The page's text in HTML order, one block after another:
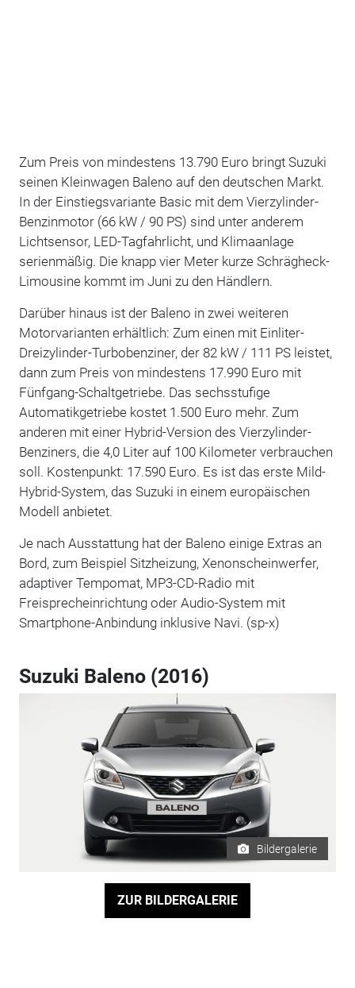
Zum Preis von mindestens 13.790 Euro bringt Suzuki
seinen Kleinwagen Baleno auf den deutschen Markt.
In der Einstiegsvariante Basic mit dem Vierzylinder-
Benzinmotor (66 kW / 90 PS) sind unter anderem
Lichtsensor, LED-Tagfahrlicht, und Klimaanlage
serienmäßig. Die knapp vier Meter kurze Schrägheck-
Limousine kommt im Juni zu den Händlern.
Darüber hinaus ist der Baleno in zwei weiteren
Motorvarianten erhältlich: Zum einen mit Einliter-
Dreizylinder-Turbobenziner, der 82 kW / 111 PS leistet,
dann zum Preis von mindestens 17.990 Euro mit
Fünfgang-Schaltgetriebe. Das sechsstufige
Automatikgetriebe kostet 1.500 Euro mehr. Zum
anderen mit einer Hybrid-Version des Vierzylinder-
Benziners, die 4,0 Liter auf 100 Kilometer verbrauchen
soll. Kostenpunkt: 17.590 Euro. Es ist das erste Mild-
Hybrid-System, das Suzuki in einem europäischen
Modell anbietet.
Je nach Ausstattung hat der Baleno einige Extras an
Bord, zum Beispiel Sitzheizung, Xenonscheinwerfer,
adaptiver Tempomat, MP3-CD-Radio mit
Freisprecheinrichtung oder Audio-System mit
Smartphone-Anbindung inklusive Navi. (sp-x)
Suzuki Baleno (2016)
Bildergalerie
ZUR BILDERGALERIE